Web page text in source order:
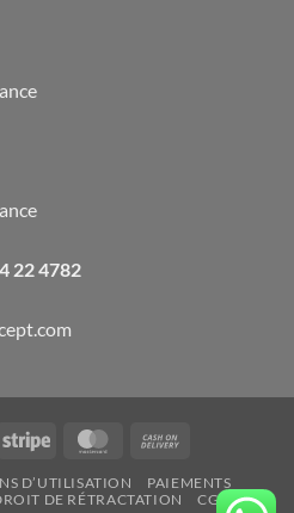
22 4782
Stripe MasterCard
Delivery
D’UTILISATION
PAIEMENTS
DE RÉTRACTATION CGV